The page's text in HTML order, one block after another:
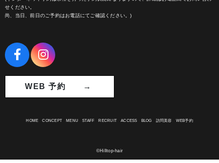
せください。
尚、当日、前日のご予約はお電話にてご確認ください。)
WEB 予約 →
HOME CONCEPT MENU STAFF RECRUIT ACCESS BLOG 訪問美容 WEB予約
©Hilltop-hair